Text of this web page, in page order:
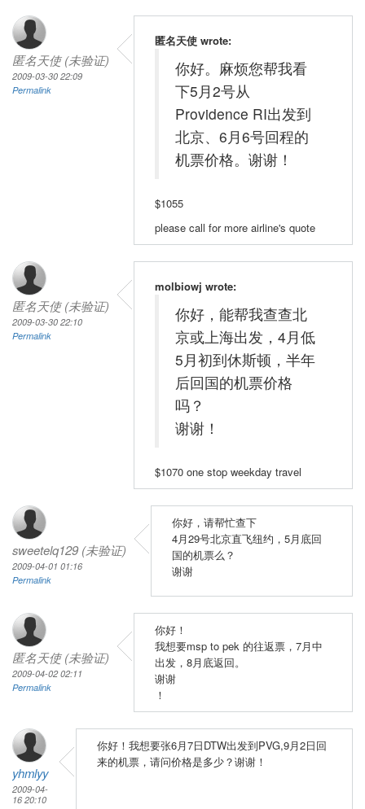
匿名天使 (未验证)
2009-03-30 22:09
Permalink
匿名天使 wrote:
你好。麻烦您帮我看
下5月2号从
Providence RI出发到
北京、6月6号回程的
机票价格。谢谢！
$1055
please call for more airline's quote
匿名天使 (未验证)
2009-03-30 22:10
Permalink
molbiowj wrote:
你好，能帮我查查北
京或上海出发，4月低
5月初到休斯顿，半年
后回国的机票价格
吗？
谢谢！
$1070 one stop weekday travel
sweetelq129 (未验证)
2009-04-01 01:16
Permalink
你好，请帮忙查下
4月29号北京直飞纽约，5月底回
国的机票么？
谢谢
匿名天使 (未验证)
2009-04-02 02:11
Permalink
你好！
我想要msp to pek 的往返票，7月中
出发，8月底返回。
谢谢
！
yhmlyy
2009-04-
16 20:10
你好！我想要张6月7日DTW出发到PVG,9月2日回
来的机票，请问价格是多少？谢谢！